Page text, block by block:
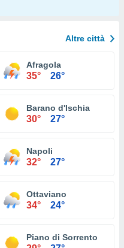
Altre città
Afragola
35° 26°
Barano d'Ischia
30° 27°
Napoli
32° 27°
Ottaviano
34° 24°
Piano di Sorrento